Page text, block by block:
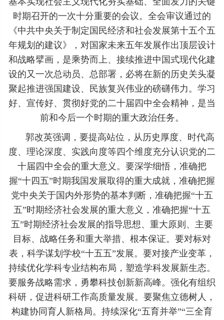
时期召开的一次十分重要的会议。全会审议通过的
《中共中央关于制定国民经济和社会发展第十五个五
年规划的建议》，对国家未来五年发展作出顶层设计
和战略擘画，是乘势而上、接续推进中国式现代化建
设的又一次总动员、总部署，必将在新的历史关头凝
聚起推进强国建设、民族复兴伟业的磅礴伟力。学习
好、宣传好、贯彻好党的二十届四中全会精神，是当
前和今后一个时期的重大政治任务。
郭改英强调，要提高站位，从历史厚度、时代高
度、理论深度、实践向度等四个维度充分认识党的二
十届四中全会的重大意义。要深学细悟，准确把
握“十四五”时期我国发展取得的重大成就，准确把握
党中央关于国内外形势的基本判断，准确把握“十五
五”时期经济社会发展的重大意义，准确把握“十五
五”时期经济社会发展的指导思想、重大原则、主要
目标、战略任务和重大举措、根本保证。要对标对
表，科学谋划学校“十五五”发展。要对接产业变革，
持续优化学科专业结构布局，塑造学科发展新生态。
要服务战略需求，勇攀科技创新新高峰。强化有组织
科研，促进科研工作高质量发展。要聚焦立德树人，
构建协同育人新格局。持续深化“五育并举”“三全育